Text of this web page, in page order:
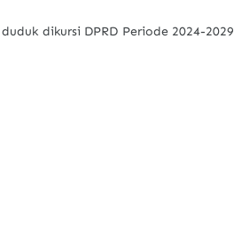
dikursi DPRD Periode 2024-2029